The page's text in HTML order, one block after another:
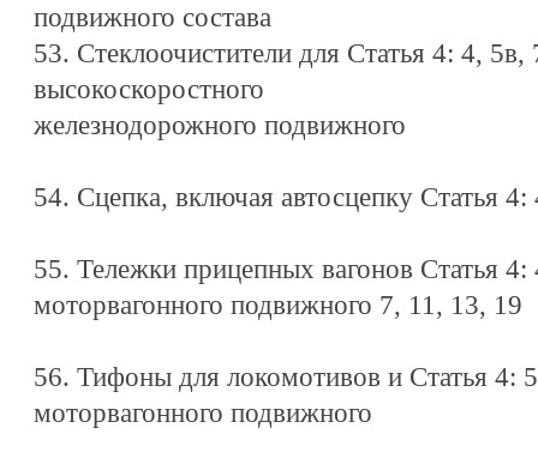
подвижного состава
53. Стеклоочистители для Статья 4: 4,
высокоскоростного
железнодорожного подвижного
54. Сцепка, включая автосцепку Статья
55. Тележки прицепных вагонов Статья 4:
моторвагонного подвижного 7, 11, 13, 19
56. Тифоны для локомотивов и Статья 4:
моторвагонного подвижного